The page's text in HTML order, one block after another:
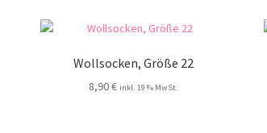
Wollsocken, Größe 22
8,90€ inkl. 19 % MwSt.